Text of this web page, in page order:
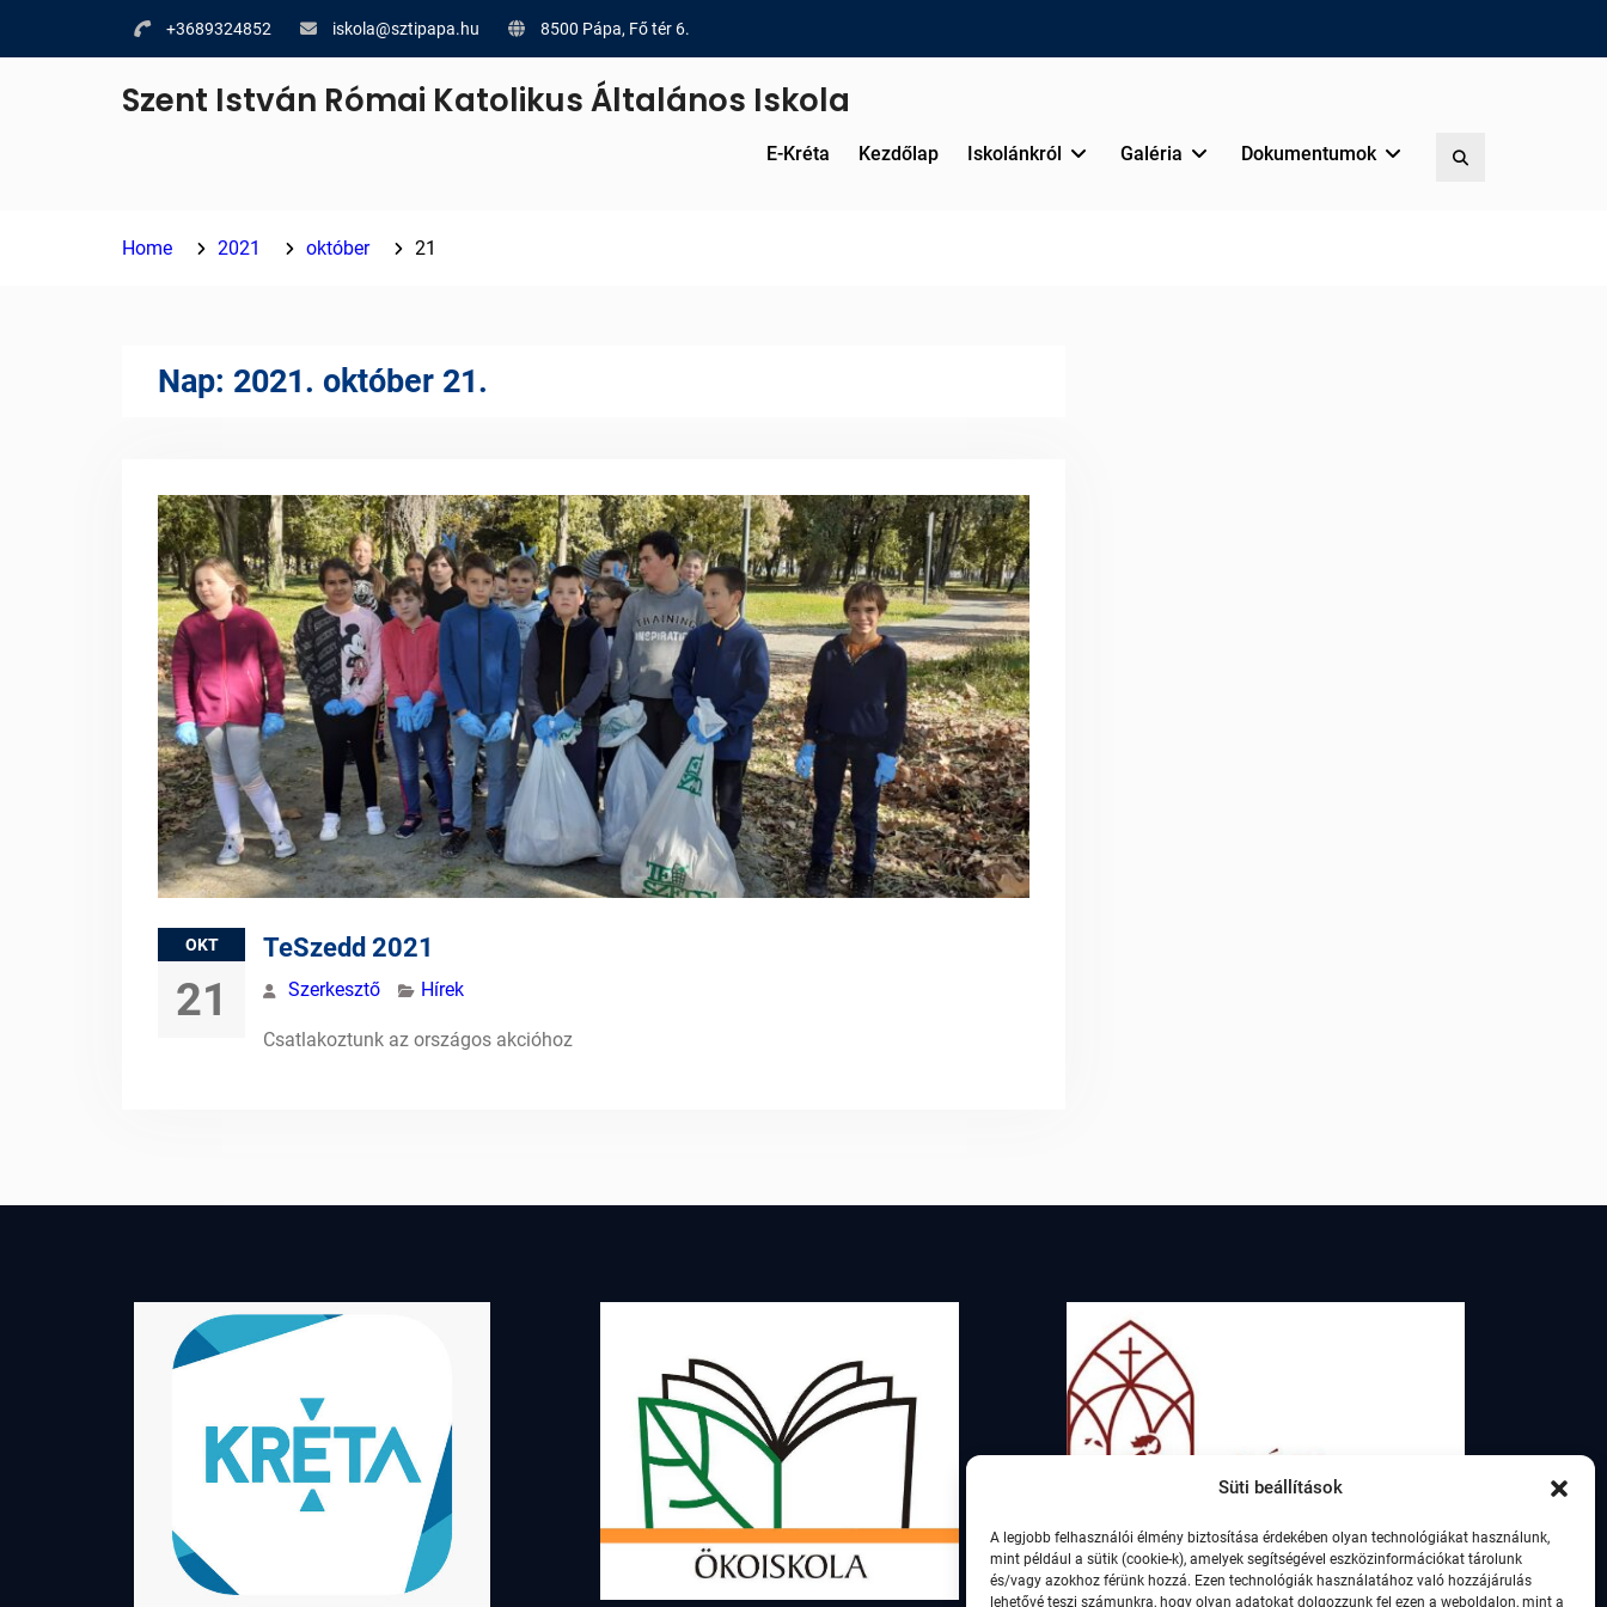
Süti beállítások
A legjobb felhasználói élmény biztosítása érdekében olyan technológiákat használunk,
mint például a sütik (cookie-k), amelyek segítségével eszközinformációkat tárolunk
és/vagy azokhoz férünk hozzá. Ezen technológiák használatához való hozzájárulás
lehetővé teszi számunkra, hogy olyan adatokat dolgozzunk fel ezen a weboldalon, mint a
+3689324852 iskola@sztipapa.hu 8500 Pápa, Fő tér 6.
Szent István Római Katolikus Általános Iskola
E-Kréta Kezdőlap Iskolánkról Galéria Dokumentumok
Home 2021 október 21
Nap: 2021. október 21.
OKT
21
TeSzedd 2021
Szerkesztő Hírek
Csatlakoztunk az országos akcióhoz